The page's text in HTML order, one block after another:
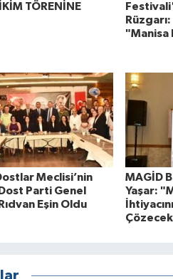
TÖRENİNE
"Manisa
Meclisi’nin
Parti Genel
Eşin Oldu
MAGİD
Yaşar: